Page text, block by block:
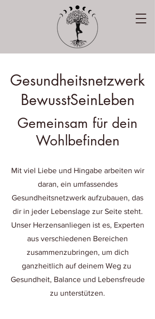
Gesundheitsnetzwerk
BewusstSeinLeben
Gemeinsam für dein
Wohlbefinden
Mit viel Liebe und Hingabe arbeiten wir
daran, ein umfassendes
Gesundheitsnetzwerk aufzubauen, das
dir in jeder Lebenslage zur Seite steht.
Unser Herzensanliegen ist es, Experten
aus verschiedenen Bereichen
zusammenzubringen, um dich
ganzheitlich auf deinem Weg zu
Gesundheit, Balance und Lebensfreude
zu unterstützen.